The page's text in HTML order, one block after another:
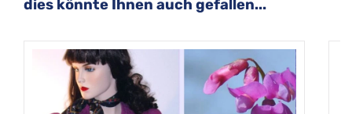
dies könnte Ihnen auch gefallen...